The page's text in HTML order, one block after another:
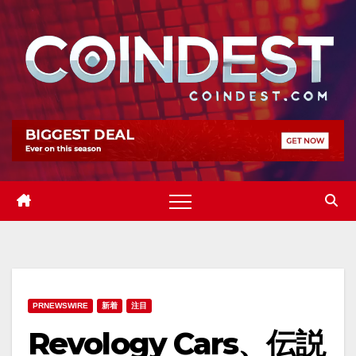
Skip
content
PRNEWSWIRE 新着 注目
Revology Cars、伝説